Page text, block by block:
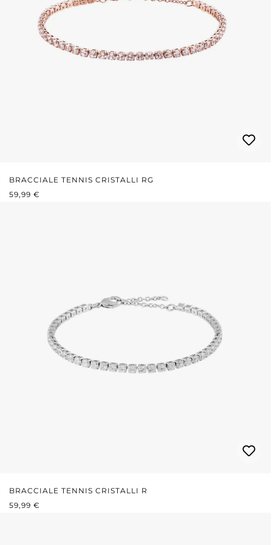
BRACCIALE TENNIS CRISTALLI RG
PREZZO NORMALE:
59,99 €
BRACCIALE TENNIS CRISTALLI R
PREZZO NORMALE:
59,99 €